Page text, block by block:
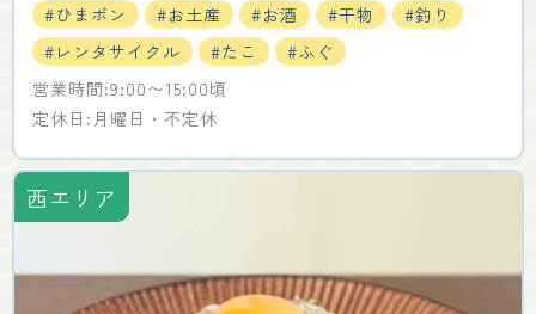
西エリア
#ひまポン #お土産 #お酒 #干物
#釣り
#レンタサイクル
#たこ
#ふぐ
営業時間:9:00〜15:00頃
定休日:月曜日・不定休